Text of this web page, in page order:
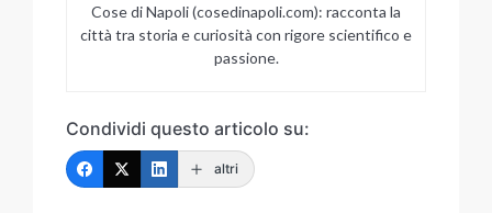
Cose di Napoli (cosedinapoli.com): racconta la
città tra storia e curiosità con rigore scientifico e
passione.
Condividi questo articolo su:
altri